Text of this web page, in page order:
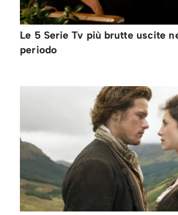
Le 5 Serie Tv più brutte uscite
periodo